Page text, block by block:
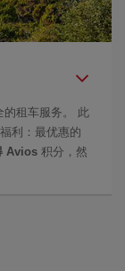
的租车服务。 此
利：最优惠的
Avios 积分，然